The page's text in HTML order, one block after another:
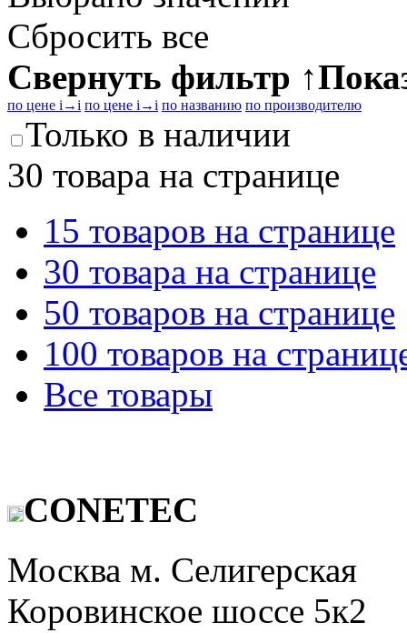
Сбросить все
Свернуть фильтр ↑
по цене i →i по цене i →i по названию по производителю
Только в наличии
30 товара на странице
15 товаров на странице
30 товара на странице
50 товаров на странице
100 товаров на
Все товары
CONETEC
Москва м. Селигерская
Коровинское шоссе 5к2